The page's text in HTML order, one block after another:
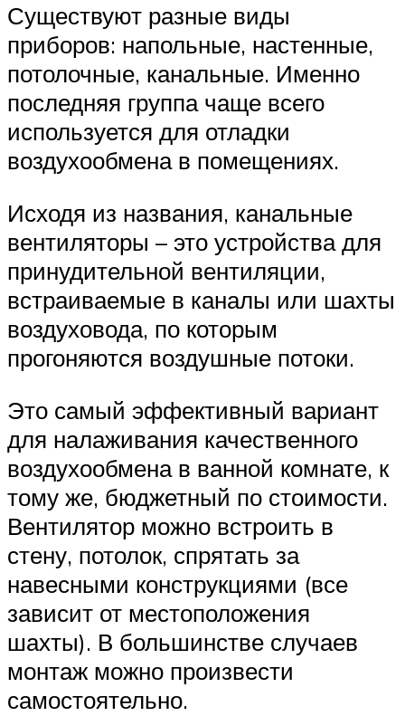
Существуют разные виды
приборов: напольные, настенные,
потолочные, канальные. Именно
последняя группа чаще всего
используется для отладки
воздухообмена в помещениях.
Исходя из названия, канальные
вентиляторы – это устройства для
принудительной вентиляции,
встраиваемые в каналы или шахты
воздуховода, по которым
прогоняются воздушные потоки.
Это самый эффективный вариант
для налаживания качественного
воздухообмена в ванной комнате, к
тому же, бюджетный по стоимости.
Вентилятор можно встроить в
стену, потолок, спрятать за
навесными конструкциями (все
зависит от местоположения
шахты). В большинстве случаев
монтаж можно произвести
самостоятельно.